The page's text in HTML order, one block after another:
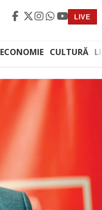
LIVE
ECONOMIE CULTURĂ